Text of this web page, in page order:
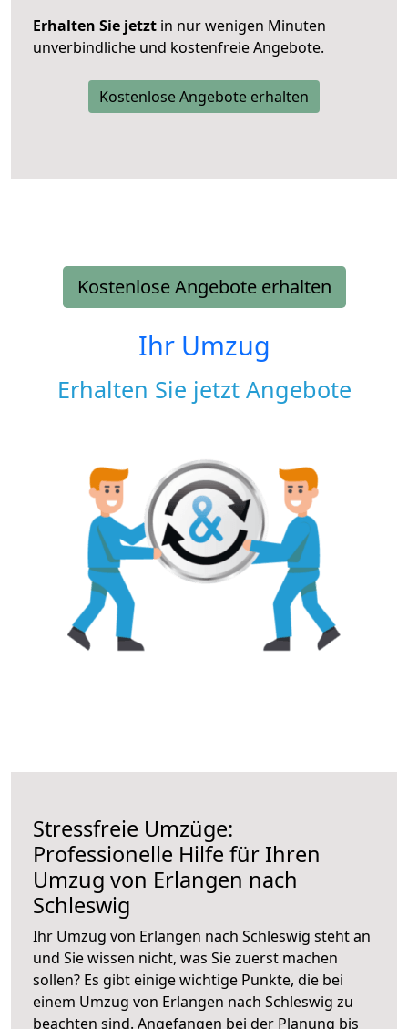
Erhalten Sie jetzt in nur wenigen Minuten
unverbindliche und kostenfreie Angebote.
Kostenlose Angebote erhalten
Kostenlose Angebote erhalten
Ihr Umzug
Erhalten Sie jetzt Angebote
Stressfreie Umzüge:
Professionelle Hilfe für Ihren
Umzug von Erlangen nach
Schleswig
Ihr Umzug von Erlangen nach Schleswig steht an
und Sie wissen nicht, was Sie zuerst machen
sollen? Es gibt einige wichtige Punkte, die bei
einem Umzug von Erlangen nach Schleswig zu
beachten sind. Angefangen bei der Planung bis